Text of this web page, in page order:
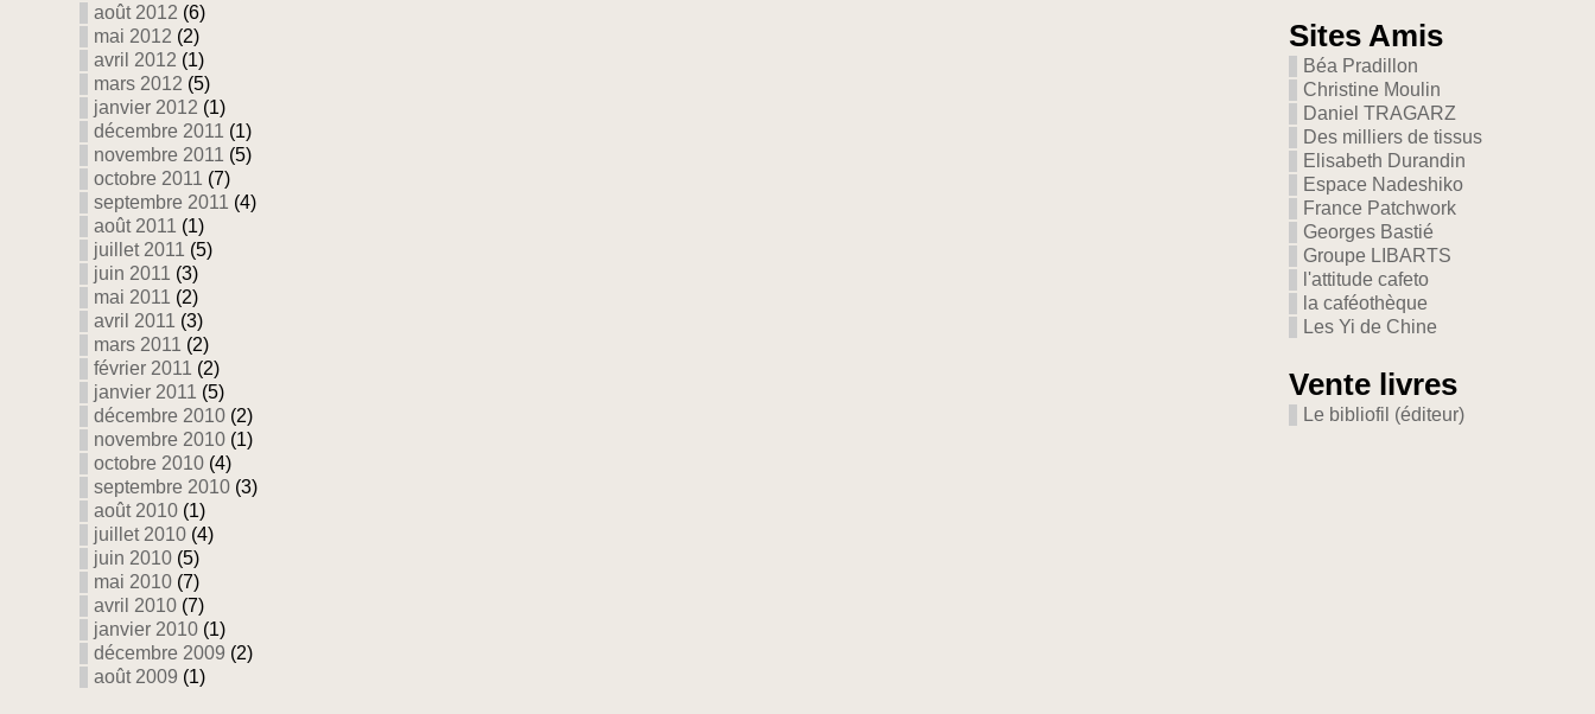
août 2012 (6)
mai 2012 (2)
avril 2012 (1)
mars 2012 (5)
janvier 2012 (1)
décembre 2011 (1)
novembre 2011 (5)
octobre 2011 (7)
septembre 2011 (4)
août 2011 (1)
juillet 2011 (5)
juin 2011 (3)
mai 2011 (2)
avril 2011 (3)
mars 2011 (2)
février 2011 (2)
janvier 2011 (5)
décembre 2010 (2)
novembre 2010 (1)
octobre 2010 (4)
septembre 2010 (3)
août 2010 (1)
juillet 2010 (4)
juin 2010 (5)
mai 2010 (7)
avril 2010 (7)
janvier 2010 (1)
décembre 2009 (2)
août 2009 (1)
Sites Amis
Béa Pradillon
Christine Moulin
Daniel TRAGARZ
Des milliers de tissus
Elisabeth Durandin
Espace Nadeshiko
France Patchwork
Georges Bastié
Groupe LIBARTS
l'attitude cafeto
la caféothèque
Les Yi de Chine
Vente livres
Le bibliofil (éditeur)